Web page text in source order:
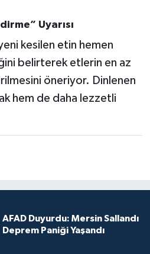
Uyarısı
kesilen etin hemen
belirterek etlerin en az
öneriyor. Dinlenen
hem de daha lezzetli
AFAD Duyurdu: Mersin Sallandı
Deprem Paniği Yaşandı